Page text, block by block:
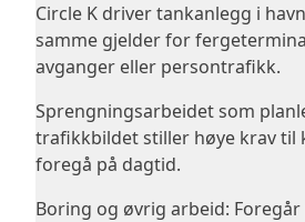
Circle K driver tankanlegg i
samme gjelder for
avganger eller persontrafikk.
Sprengningsarbeidet som
trafikkbildet stiller høye krav til
foregå på dagtid.
Boring og øvrig arbeid: